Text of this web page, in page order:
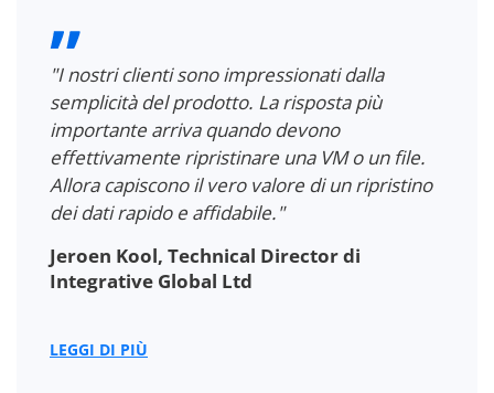
"I nostri clienti sono impressionati dalla
semplicità del prodotto. La risposta più
importante arriva quando devono
effettivamente ripristinare una VM o un file.
Allora capiscono il vero valore di un ripristino
dei dati rapido e affidabile."
Jeroen Kool, Technical Director di
Integrative Global Ltd
LEGGI DI PIÙ